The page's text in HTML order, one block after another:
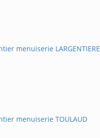
menuiserie LARGENTIERE
menuiserie TOULAUD